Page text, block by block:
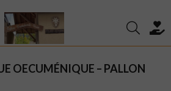
OECUMÉNIQUE – PALLON